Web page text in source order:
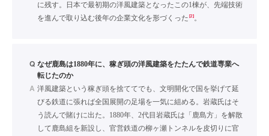
に残す。日本で最初期の洋風建築となったこの1棟が、先端技術
を進んで取り込む後年の企業文化を形づくった [2]。
Q なぜ鹿島は1880年に、稼ぎ頭の洋風建築をたたんで鉄道専業へ
転じたのか
A 洋風建築という稼ぎ頭を捨ててでも、文明開化で国を挙げて延
びる鉄道に張れば全国展開の足場を一気に組める。岩蔵氏はそ
う読んで賭けに出た。1880年、2代目岩蔵氏は「鹿島方」を解散
して鹿島組を新設し、官営鉄道の柳ヶ瀬トンネルを皮切りに官